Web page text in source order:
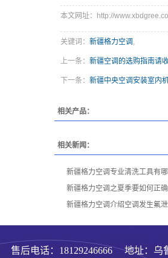
本文网址：http://
关键词： 新疆格力空调 ,
上一条： 新疆空调的选购指南请
下一条： 新疆中央空调安装室内
相关产品：
相关新闻：
新疆格力空调专业清洗工具有
新疆格力空调之夏季要如何正
新疆格力空调介绍空调发生氟
售后电话：18129246666 地址：乌